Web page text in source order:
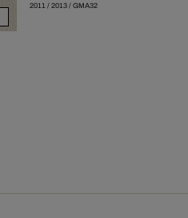
2011 / 2013/ GMA32